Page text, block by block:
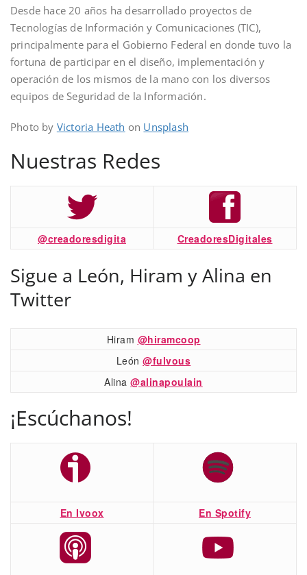
Desde hace 20 años ha desarrollado proyectos de
Tecnologías de Información y Comunicaciones (TIC),
principalmente para el Gobierno Federal en donde tuvo la
fortuna de participar en el diseño, implementación y
operación de los mismos de la mano con los diversos
equipos de Seguridad de la Información.
Photo by Victoria Heath on Unsplash
Nuestras Redes
@creadoresdigita CreadoresDigitales
Sigue a León, Hiram y Alina en
Twitter
Hiram @hiramcoop
León@fulvous
Alina@alinapoulain
¡Escúchanos!
En Ivoox En Spotify